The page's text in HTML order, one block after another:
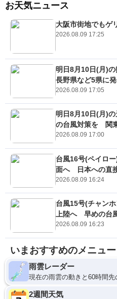
お天気ニュース
大阪市街地でも
2026.08.09 17:25
明日8月10日(月)
長野県など5県に
2026.08.09 17:05
明日8月10日(月)
の台風対策を 関
2026.08.09 17:00
台風16号(ペイロ
面へ 日本への直
2026.08.09 16:24
台風15号(チャン
上陸へ 早めの台
2026.08.09 16:23
いまおすすめのメニュー
雨雲レーダー
現在の雨雲の動きと60時間先
2週間天気